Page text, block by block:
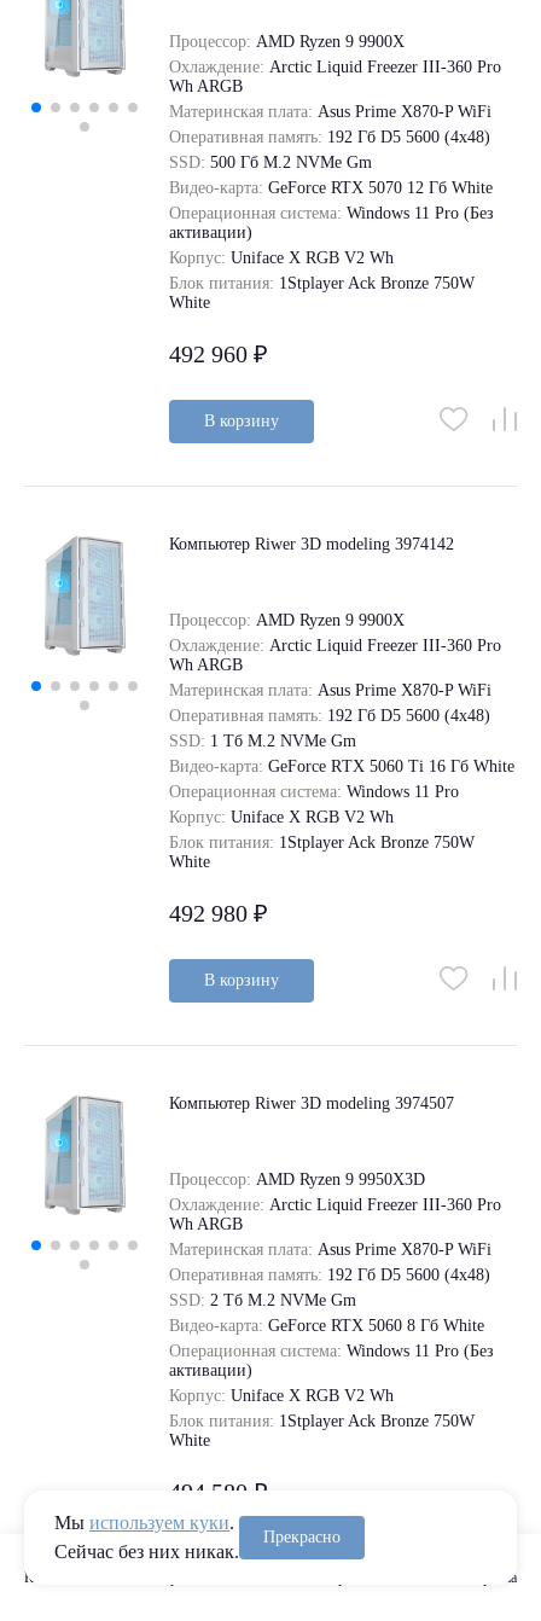
Процессор: AMD Ryzen 9 9900X
Охлаждение: Arctic Liquid Freezer III-360 Pro
Wh ARGB
Материнская плата: Asus Prime X870-P WiFi
Оперативная память: 192 Гб D5 5600 (4х48)
SSD: 500 Гб M.2 NVMe Gm
Видео-карта: GeForce RTX 5070 12 Гб White
Операционная система: Windows 11 Pro (Без
активации)
Корпус: Uniface X RGB V2 Wh
Блок питания: 1Stplayer Ack Bronze 750W
White
492 960 ₽
В корзину
Компьютер Riwer 3D modeling 3974142
Процессор: AMD Ryzen 9 9900X
Охлаждение: Arctic Liquid Freezer III-360 Pro
Wh ARGB
Материнская плата: Asus Prime X870-P WiFi
Оперативная память: 192 Гб D5 5600 (4х48)
SSD: 1 Tб M.2 NVMe Gm
Видео-карта: GeForce RТХ 5060 Ti 16 Гб White
Операционная система: Windows 11 Pro
Корпус: Uniface X RGB V2 Wh
Блок питания: 1Stplayer Ack Bronze 750W
White
492 980 ₽
В корзину
Компьютер Riwer 3D modeling 3974507
Процессор: AMD Ryzen 9 9950X3D
Охлаждение: Arctic Liquid Freezer III-360 Pro
Wh ARGB
Материнская плата: Asus Prime X870-P WiFi
Оперативная память: 192 Гб D5 5600 (4х48)
SSD: 2 Tб M.2 NVMe Gm
Видео-карта: GeForce RTX 5060 8 Гб White
Операционная система: Windows 11 Pro (Без
активации)
Корпус: Uniface X RGB V2 Wh
Блок питания: 1Stplayer Ack Bronze 750W
White
494 580 ₽
В корзину
Каталог Корзина
Мы используем куки.
Сейчас без них никак.
Прекрасно